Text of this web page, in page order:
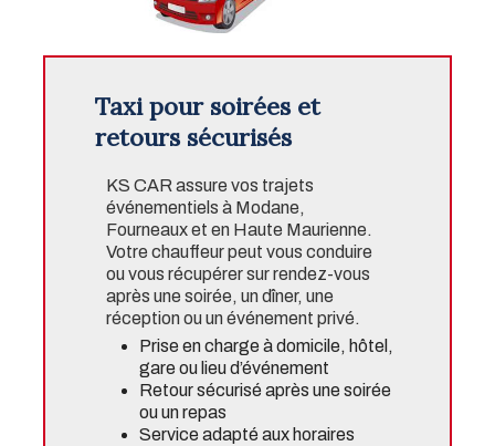
Taxi pour soirées et
retours sécurisés
KS CAR assure vos trajets
événementiels à Modane,
Fourneaux et en Haute Maurienne.
Votre chauffeur peut vous conduire
ou vous récupérer sur rendez-vous
après une soirée, un dîner, une
réception ou un événement privé.
Prise en charge à domicile, hôtel,
gare ou lieu d’événement
Retour sécurisé après une soirée
ou un repas
Service adapté aux horaires